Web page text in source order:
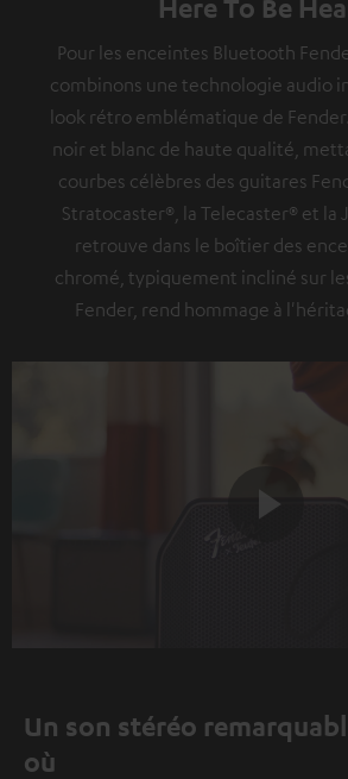
Here To Be
Pour les enceintes Bluetooth
combinons une technologie audio
look rétro emblématique de
noir et blanc de haute qualité,
courbes célèbres des guitares
Stratocaster®, la Telecaster® et la
retrouve dans le boîtier des
chromé, typiquement incliné sur
Fender, rend hommage à
Un son stéréo
où